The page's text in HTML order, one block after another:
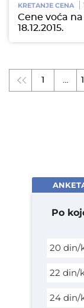
KRETANJE CENA
Cene voća
18.12.2015.
1
Po
20 din/
22 din/
24 din/